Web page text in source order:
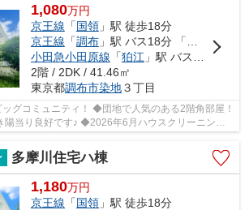
1,080万円
京王線 「国領」駅 徒歩18分
京王線 「調布」駅 バス18分 「公園前」 停歩2分
小田急小田原線 「狛江 」駅 バス11分 「多摩川住宅中央」 停歩4分
2階 / 2DK / 41.46㎡
東京都調布市染地３丁目
グコミュニティ！ ◆団地で人気のある2階角部屋！
当り良好です♪ ◆2026年6月ハウスクリーニング
の距離が広く開放感のある眺望...
多摩川住宅ハ棟
1,180万円
京王線 「国領 」駅 徒歩18分